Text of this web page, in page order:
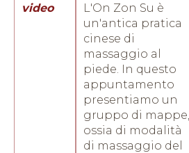
video
L'On Zon Su è
un'antica pratica
cinese di
massaggio al
piede. In questo
appuntamento
presentiamo un
gruppo di mappe,
ossia di modalità
di massaggio del